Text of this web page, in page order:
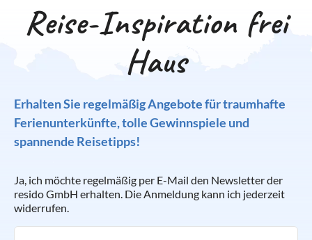
Reise-Inspiration frei
Haus
Erhalten Sie regelmäßig Angebote für traumhafte
Ferienunterkünfte, tolle Gewinnspiele und
spannende Reisetipps!
Ja, ich möchte regelmäßig per E-Mail den Newsletter der
resido GmbH erhalten. Die Anmeldung kann ich jederzeit
widerrufen.